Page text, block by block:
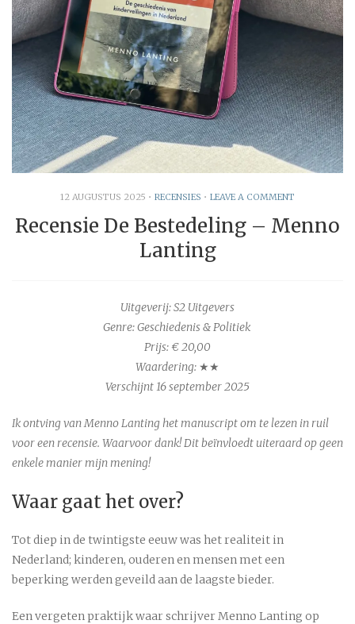
12 AUGUSTUS 2025 • RECENSIES • LEAVE A COMMENT
Recensie De Bestedeling – Menno
Lanting
Uitgeverij: S2 Uitgevers
Genre: Geschiedenis & Politiek
Prijs: € 20,00
Waardering: ★★
Verschijnt 16 september 2025
Ik ontving van Menno Lanting het manuscript om te lezen in ruil
voor een recensie. Waarvoor dank! Dit beïnvloedt uiteraard op geen
enkele manier mijn mening!
Waar gaat het over?
Tot diep in de twintigste eeuw was het realiteit in
Nederland; kinderen, ouderen en mensen met een
beperking werden geveild aan de laagste bieder.
Een vergeten praktijk waar schrijver Menno Lanting op